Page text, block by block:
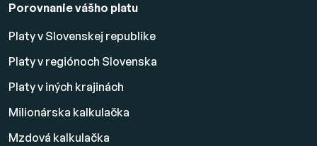
Porovnanie vášho platu
Platy v Slovenskej republike
Platy v regiónoch Slovenska
Platy v iných krajinách
Milionárska kalkulačka
Mzdová kalkulačka